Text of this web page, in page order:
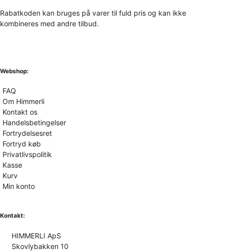
Rabatkoden kan bruges på varer til fuld pris og kan ikke
kombineres med andre tilbud.
Webshop:
FAQ
Om Himmerli
Kontakt os
Handelsbetingelser
Fortrydelsesret
Fortryd køb
Privatlivspolitik
Kasse
Kurv
Min konto
Kontakt:
HIMMERLI ApS
Skovlybakken 10